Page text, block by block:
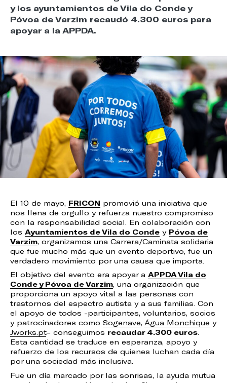
y los ayuntamientos de Vila do Conde y
Póvoa de Varzim recaudó 4.300 euros para
apoyar a la APPDA.
El 10 de mayo, FRICON promovió una iniciativa que
nos llena de orgullo y refuerza nuestro compromiso
con la responsabilidad social. En colaboración con
los Ayuntamientos de Vila do Condey Póvoa de
Varzim, organizamos una Carrera/Caminata solidaria
que fue mucho más que un evento deportivo, fue un
verdadero movimiento por una causa que importa.
El objetivo del evento era apoyar a APPDA Vila do
Conde y Póvoa de Varzim, una organización que
proporciona un apoyo vital a las personas con
trastornos del espectro autista y a sus familias. Con
el apoyo de todos -participantes, voluntarios, socios
y patrocinadores como Sogenave, Água Monchique y
Jworks.pt– conseguimos recaudar 4.300 euros.
Esta cantidad se traduce en esperanza, apoyo y
refuerzo de los recursos de quienes luchan cada día
por una sociedad más inclusiva.
Fue un día marcado por las sonrisas, la ayuda mutua